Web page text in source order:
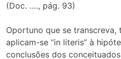
(Doc. …., pág. 93)
Oportuno que se transcreva,
aplicam-se “in literis” à
conclusões dos